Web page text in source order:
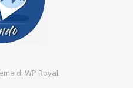
di WP Royal.